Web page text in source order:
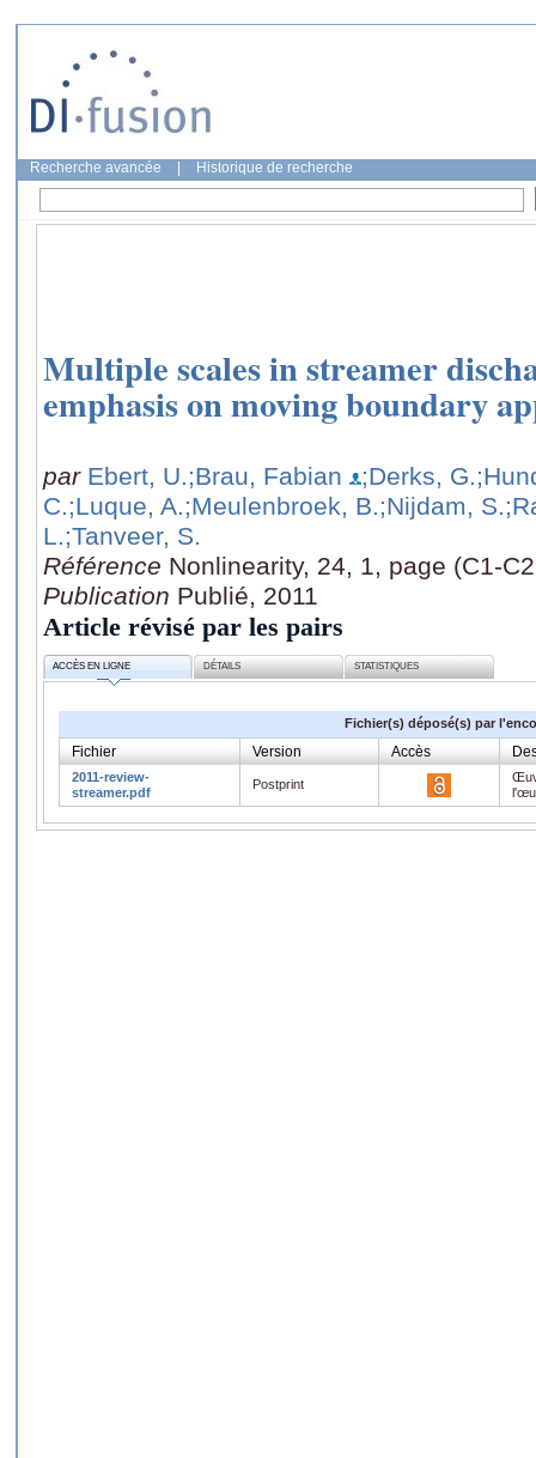
Recherche avancée Historique de recherche
Multiple scales in streamer
emphasis on moving boundary
par Ebert, U.;Brau, Fabian ;Derks, G.
C.;Luque, A.;Meulenbroek, B.;Nijdam, S.
L.;Tanveer, S.
Référence Nonlinearity, 24, 1, page (C1-
Publication Publié, 2011
Article révisé par les pairs
ACCÈS EN LIGNE DÉTAILS STATISTIQUES
Fichier(s) déposé(s) par
Fichier Version Accès
2011-review-
streamer.pdf
Postprint